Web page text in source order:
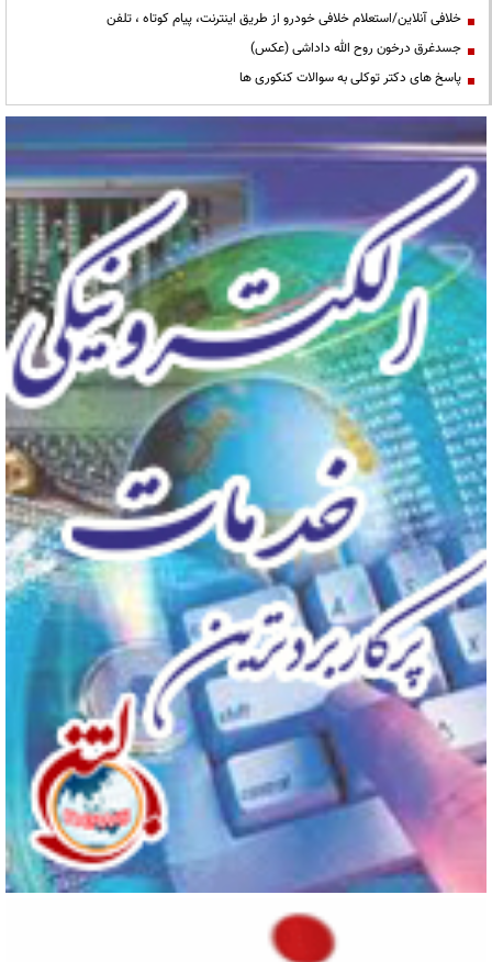
خلافی آنلاین/استعلام خلافی خودرو از طریق اینترنت، پیام کوتاه ، تلفن
جسدغرق درخون روح الله داداشی (عکس)
پاسخ های دکتر توکلی به سوالات کنکوری ها